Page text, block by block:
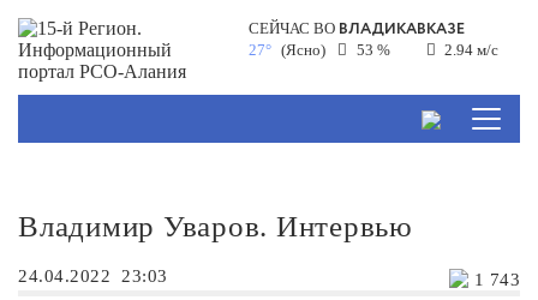
СЕЙЧАС ВО ВЛАДИКАВКАЗЕ
27° (Ясно) 53 % 2.94 м/с
Владимир Уваров. Интервью
24.04.2022 23:03 1 743